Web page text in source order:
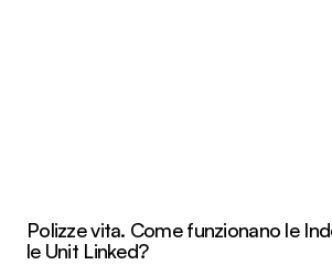
Polizze vita. Come funzionano le
le Unit Linked?